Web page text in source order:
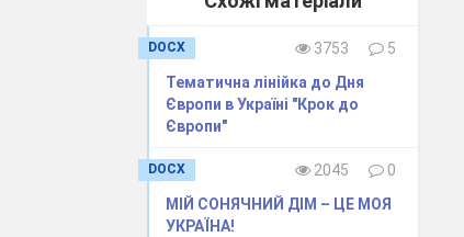
DOCX 3753
5
Тематична лінійка до Дня
Європи в Україні "Крок до
Європи"
DOCX 2045
0
МІЙ СОНЯЧНИЙ ДІМ – ЦЕ МОЯ
УКРАЇНА!